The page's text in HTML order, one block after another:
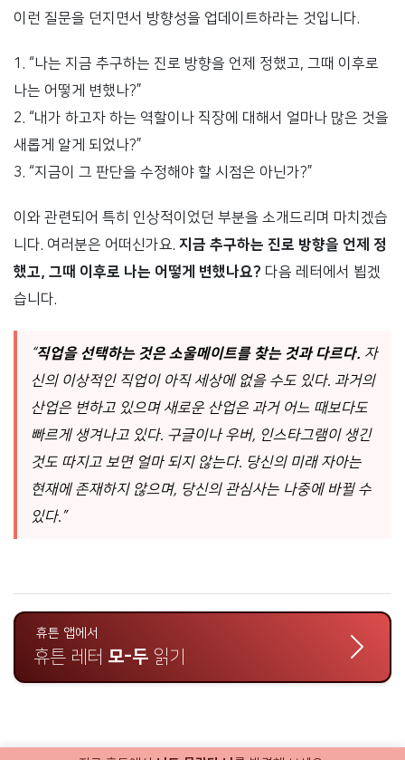
이런 질문을 던지면서 방향성을 업데이트하라는 것입니다.
1. “나는 지금 추구하는 진로 방향을 언제 정했고, 그때 이후로
나는 어떻게 변했나?”
2. “내가 하고자 하는 역할이나 직장에 대해서 얼마나 많은 것을
새롭게 알게 되었나?”
3. “지금이 그 판단을 수정해야 할 시점은 아닌가?”
이와 관련되어 특히 인상적이었던 부분을 소개드리며 마치겠습
니다. 여러분은 어떠신가요. 지금 추구하는 진로 방향을 언제 정
했고, 그때 이후로 나는 어떻게 변했나요? 다음 레터에서 뵙겠
습니다.
“직업을 선택하는 것은 소울메이트를 찾는 것과 다르다. 자
신의 이상적인 직업이 아직 세상에 없을 수도 있다. 과거의
산업은 변하고 있으며 새로운 산업은 과거 어느 때보다도
빠르게 생겨나고 있다. 구글이나 우버, 인스타그램이 생긴
것도 따지고 보면 얼마 되지 않는다. 당신의 미래 자아는
현재에 존재하지 않으며, 당신의 관심사는 나중에 바뀔 수
있다.”
휴튼 앱에서
휴튼 레터 모-두 읽기